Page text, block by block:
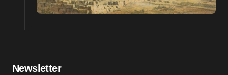
Newsletter